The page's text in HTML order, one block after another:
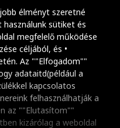
élményt szeretné
sütiket és
megfelelő működése
céljából, és •
Az ""Elfogadom""
adataitd(például a
kapcsolatos
felhasználhatják a
az ""Elutasítom""
kizárólag a weboldal
Szöveg méretének
Szóköz növelése
Szóköz csökkentése
Sortávolság
Sortávolság